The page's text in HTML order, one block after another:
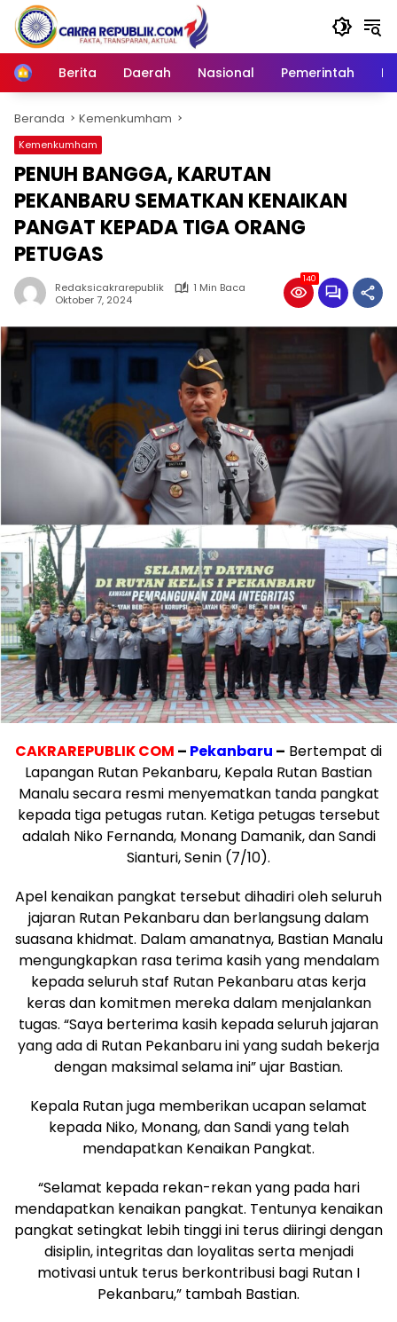
Langsung
konten
Home
Berita Daerah Nasional Pemerintah
Beranda Kemenkumham
Kemenkumham
PENUH BANGGA, KARUTAN
PEKANBARU SEMATKAN KENAIKAN
PANGAT KEPADA TIGA ORANG
PETUGAS
Redaksicakrarepublik
1 Min Baca
Oktober 7, 2024
140
CAKRAREPUBLIK COM – Pekanbaru – Bertempat di
Lapangan Rutan Pekanbaru, Kepala Rutan Bastian
Manalu secara resmi menyematkan tanda pangkat
kepada tiga petugas rutan. Ketiga petugas tersebut
adalah Niko Fernanda, Monang Damanik, dan Sandi
Sianturi, Senin (7/10).
Apel kenaikan pangkat tersebut dihadiri oleh seluruh
jajaran Rutan Pekanbaru dan berlangsung dalam
suasana khidmat. Dalam amanatnya, Bastian Manalu
mengungkapkan rasa terima kasih yang mendalam
kepada seluruh staf Rutan Pekanbaru atas kerja
keras dan komitmen mereka dalam menjalankan
tugas. “Saya berterima kasih kepada seluruh jajaran
yang ada di Rutan Pekanbaru ini yang sudah bekerja
dengan maksimal selama ini” ujar Bastian.
Kepala Rutan juga memberikan ucapan selamat
kepada Niko, Monang, dan Sandi yang telah
mendapatkan Kenaikan Pangkat.
“Selamat kepada rekan-rekan yang pada hari
mendapatkan kenaikan pangkat. Tentunya kenaikan
pangkat setingkat lebih tinggi ini terus diiringi dengan
disiplin, integritas dan loyalitas serta menjadi
motivasi untuk terus berkontribusi bagi Rutan I
Pekanbaru,” tambah Bastian.